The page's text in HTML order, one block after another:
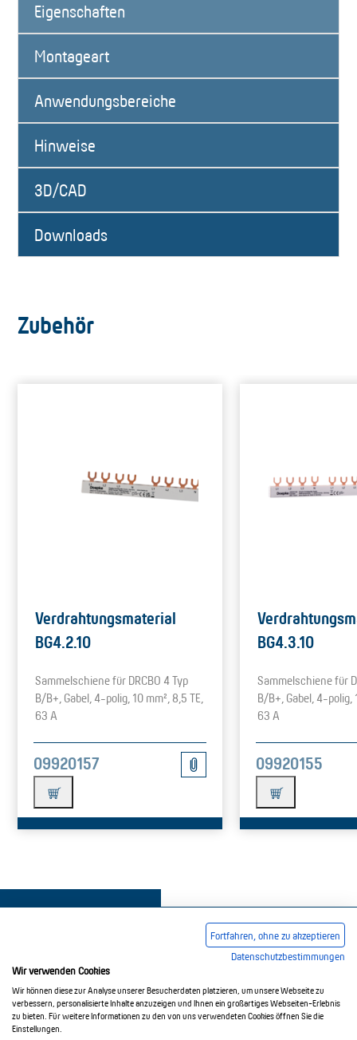
Eigenschaften
Montageart
Anwendungsbereiche
Hinweise
3D/CAD
Downloads
Zubehör
Verdrahtungsmaterial
BG4.2.10
Sammelschiene für DRCBO 4 Typ
B/B+, Gabel, 4-polig, 10 mm², 8,5 TE,
63 A
09920157
BG4.3.10
Sammelschiene für
B/B+, Gabel, 4-polig,
63 A
09920155
Impressum AGB Datenschutzerklärung
Fortfahren, ohne zu akzeptieren
Datenschutzbestimmungen
Wir verwenden Cookies
Wir können diese zur Analyse unserer Besucherdaten platzieren, um unsere Webseite zu
verbessern, personalisierte Inhalte anzuzeigen und Ihnen ein großartiges Webseiten-Erlebnis
zu bieten. Für weitere Informationen zu den von uns verwendeten Cookies öffnen Sie die
Einstellungen.